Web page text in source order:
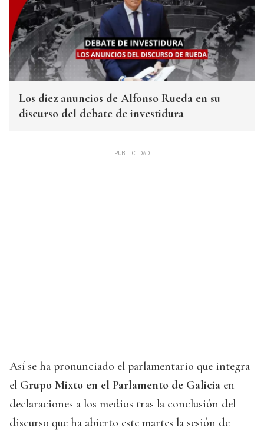
Los diez anuncios de Alfonso Rueda en su
discurso del debate de investidura
Así se ha pronunciado el parlamentario que integra
el Grupo Mixto en el Parlamento de Galicia en
declaraciones a los medios tras la conclusión del
discurso que ha abierto este martes la sesión de